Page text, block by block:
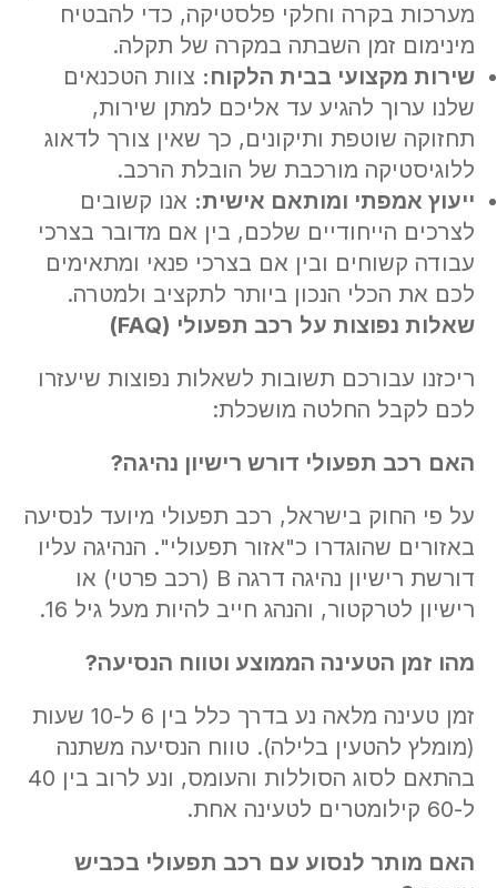
מערכות בקרה וחלקי פלסטיקה, כדי להבטיח
מינימום זמן השבתה במקרה של תקלה.
שירות מקצועי בבית הלקוח: צוות הטכנאים
שלנו ערוך להגיע עד אליכם למתן שירות,
תחזוקה שוטפת ותיקונים, כך שאין צורך לדאוג
ללוגיסטיקה מורכבת של הובלת הרכב.
ייעוץ אמפתי ומותאם אישית: אנו קשובים
לצרכים הייחודיים שלכם, בין אם מדובר בצרכי
עבודה קשוחים ובין אם בצרכי פנאי ומתאימים
לכם את הכלי הנכון ביותר לתקציב ולמטרה.
שאלות נפוצות על רכב תפעולי (FAQ)
ריכזנו עבורכם תשובות לשאלות נפוצות שיעזרו
לכם לקבל החלטה מושכלת:
האם רכב תפעולי דורש רישיון נהיגה?
על פי החוק בישראל, רכב תפעולי מיועד לנסיעה
באזורים שהוגדרו כ"אזור תפעולי". הנהיגה עליו
דורשת רישיון נהיגה דרגה B (רכב פרטי) או
רישיון לטרקטור, והנהג חייב להיות מעל גיל 16.
מהו זמן הטעינה הממוצע וטווח הנסיעה?
זמן טעינה מלאה נע בדרך כלל בין 6 ל-10 שעות
(מומלץ להטעין בלילה). טווח הנסיעה משתנה
בהתאם לסוג הסוללות והעומס, ונע לרוב בין 40
ל-60 קילומטרים לטעינה אחת.
האם מותר לנסוע עם רכב תפעולי בכביש